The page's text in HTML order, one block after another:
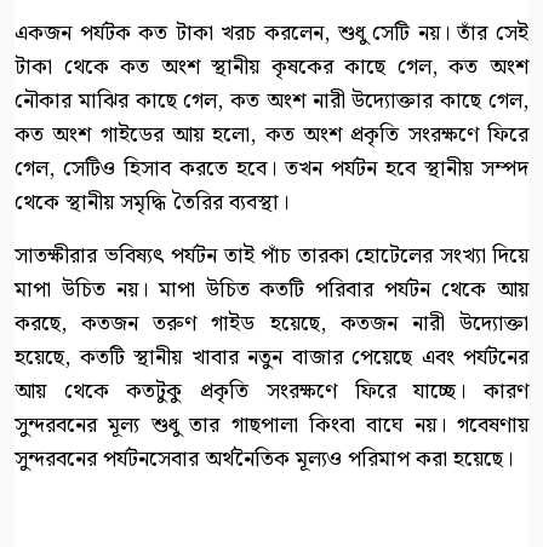
একজন পর্যটক কত টাকা খরচ করলেন, শুধু সেটি নয়। তাঁর সেই
টাকা থেকে কত অংশ স্থানীয় কৃষকের কাছে গেল, কত অংশ
নৌকার মাঝির কাছে গেল, কত অংশ নারী উদ্যোক্তার কাছে গেল,
কত অংশ গাইডের আয় হলো, কত অংশ প্রকৃতি সংরক্ষণে ফিরে
গেল, সেটিও হিসাব করতে হবে। তখন পর্যটন হবে স্থানীয় সম্পদ
থেকে স্থানীয় সমৃদ্ধি তৈরির ব্যবস্থা।
সাতক্ষীরার ভবিষ্যৎ পর্যটন তাই পাঁচ তারকা হোটেলের সংখ্যা দিয়ে
মাপা উচিত নয়। মাপা উচিত কতটি পরিবার পর্যটন থেকে আয়
করছে, কতজন তরুণ গাইড হয়েছে, কতজন নারী উদ্যোক্তা
হয়েছে, কতটি স্থানীয় খাবার নতুন বাজার পেয়েছে এবং পর্যটনের
আয় থেকে কতটুকু প্রকৃতি সংরক্ষণে ফিরে যাচ্ছে। কারণ
সুন্দরবনের মূল্য শুধু তার গাছপালা কিংবা বাঘে নয়। গবেষণায়
সুন্দরবনের পর্যটনসেবার অর্থনৈতিক মূল্যও পরিমাপ করা হয়েছে।